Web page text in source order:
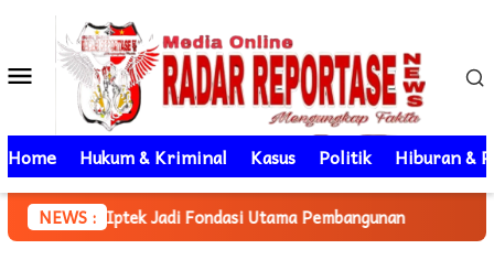
kontenMenu
Mobile
Home Hukum & Kriminal Kasus Politik Hiburan &
NEWS :
Fondasi Utama Pembangunan Mahasiswa KKN